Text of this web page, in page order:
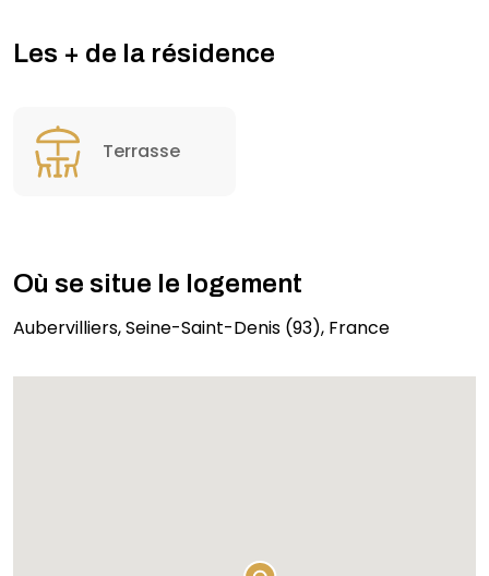
Les + de la résidence
Terrasse
Où se situe le logement
Aubervilliers, Seine-Saint-Denis (93), France